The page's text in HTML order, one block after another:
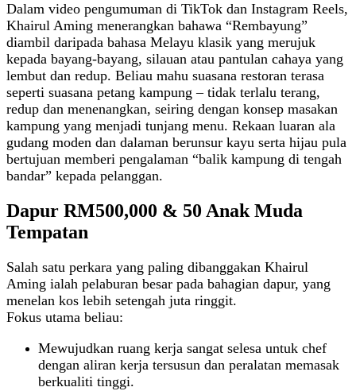
Dalam video pengumuman di TikTok dan Instagram Reels,
Khairul Aming menerangkan bahawa “Rembayung”
diambil daripada bahasa Melayu klasik yang merujuk
kepada bayang‑bayang, silauan atau pantulan cahaya yang
lembut dan redup. Beliau mahu suasana restoran terasa
seperti suasana petang kampung – tidak terlalu terang,
redup dan menenangkan, seiring dengan konsep masakan
kampung yang menjadi tunjang menu. Rekaan luaran ala
gudang moden dan dalaman berunsur kayu serta hijau pula
bertujuan memberi pengalaman “balik kampung di tengah
bandar” kepada pelanggan.
Dapur RM500,000 & 50 Anak Muda
Tempatan
Salah satu perkara yang paling dibanggakan Khairul
Aming ialah pelaburan besar pada bahagian dapur, yang
menelan kos lebih setengah juta ringgit.
Fokus utama beliau:
Mewujudkan ruang kerja sangat selesa untuk chef
dengan aliran kerja tersusun dan peralatan memasak
berkualiti tinggi.